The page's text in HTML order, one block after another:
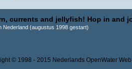
currents and jellyfish! Hop in and
Nederland (augustus 1998 gestart)
© 1998 - 2015 Nederlands OpenWater